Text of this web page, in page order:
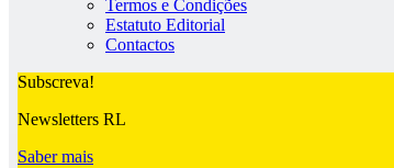
Termos e Condições
Estatuto Editorial
Contactos
Subscreva!
Newsletters RL
Saber mais